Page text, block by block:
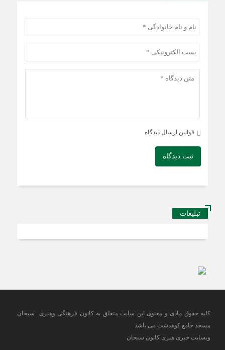
قوانین ارسال دیدگاه
ثبت دیدگاه
تبلیغات
کلیه حقوق مادی و معنوی این سایت متعلق به کانون فرهنگی وهنری سبحان
مسجد جامع کوهدشت می باشد
وبسایت خبری هنری کانون سبحان